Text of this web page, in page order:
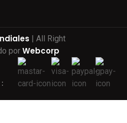
| All Right
por Webcorp